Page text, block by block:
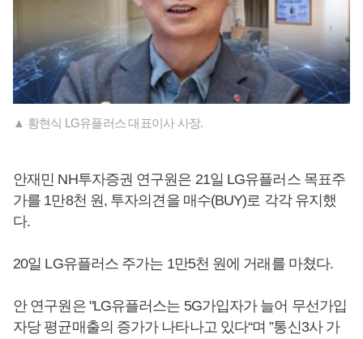
▲ 황현식 LG유플러스 대표이사 사장.
안재민 NH투자증권 연구원은 21일 LG유플러스 목표주
가를 1만8천 원, 투자의견을 매수(BUY)로 각각 유지했
다.
20일 LG유플러스 주가는 1만5천 원에 거래를 마쳤다.
안 연구원은 "LG유플러스는 5G가입자가 늘어 무선가입
자당 평균매출의 증가가 나타나고 있다“며 ”통신3사 가